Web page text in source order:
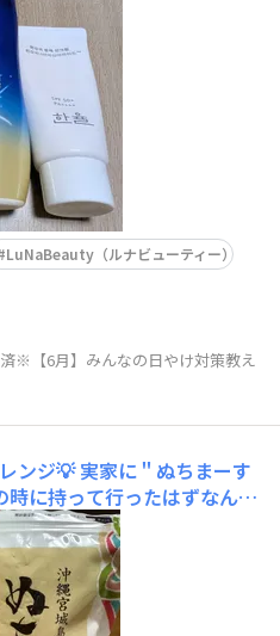
LuNaBeauty（ルナビューティー）
※【6月】みんなの日やけ対策教え
ンジ💡 実家に＂ぬちまーす
時に持って行ったはずなんだ
の調味料が並んでいる所にあ
まります✨ブロッコリーのい
は、家から実家へ持ってき